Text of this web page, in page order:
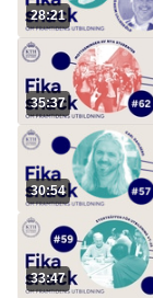
28:21
35:37
30:54
33:47